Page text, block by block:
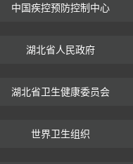
中国疾控预防控制中心
湖北省人民政府
湖北省卫生健康委员会
世界卫生组织